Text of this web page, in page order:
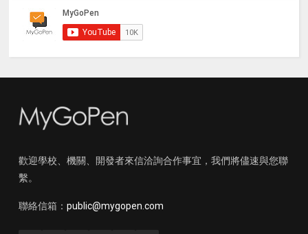
歡迎學校、機關、開發者來信洽詢合作事宜，我們將儘速與您聯
繫。
聯絡信箱： public@mygopen.com